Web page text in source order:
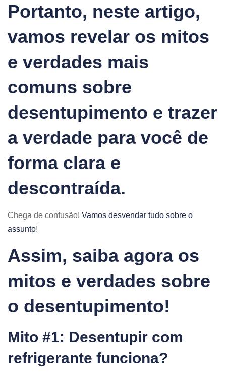
Portanto, neste artigo,
vamos revelar os mitos
e verdades mais
comuns sobre
desentupimento e trazer
a verdade para você de
forma clara e
descontraída.
Chega de confusão! Vamos desvendar tudo sobre o
assunto!
Assim, saiba agora os
mitos e verdades sobre
o desentupimento!
Mito #1: Desentupir com
refrigerante funciona?